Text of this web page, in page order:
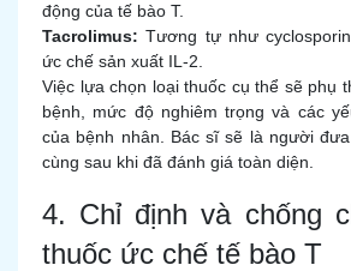
động của tế bào T.
Tacrolimus: Tương tự như
ức chế sản xuất IL-2.
Việc lựa chọn loại thuốc cụ thể sẽ phụ
bệnh, mức độ nghiêm trọng và các
của bệnh nhân. Bác sĩ sẽ là người
cùng sau khi đã đánh giá toàn diện.
4. Chỉ định và chống
thuốc ức chế tế bào T